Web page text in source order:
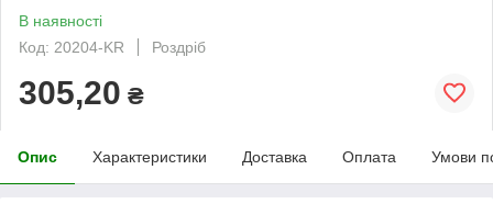
В наявності
Код: 20204-KR
Роздріб
305,20 ₴
Опис Характеристики Доставка Оплата Умови